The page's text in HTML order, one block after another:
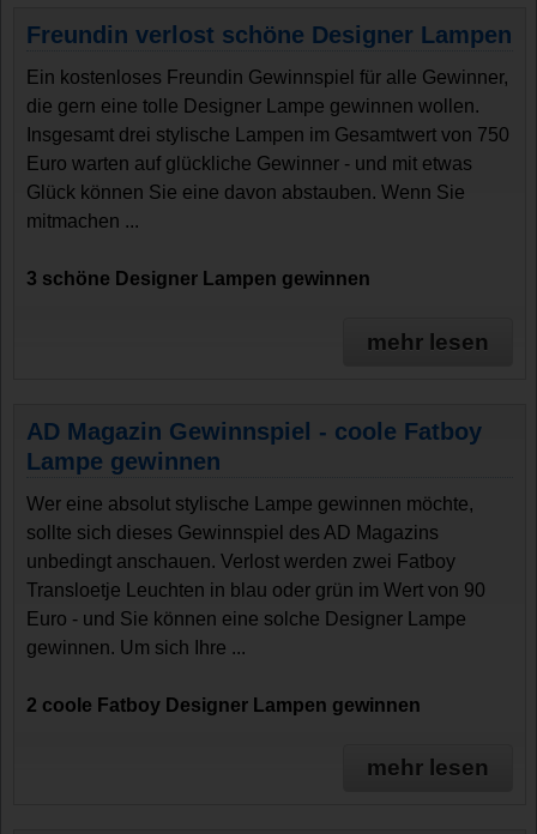
Freundin verlost schöne Designer Lampen
Ein kostenloses Freundin Gewinnspiel für alle Gewinner,
die gern eine tolle Designer Lampe gewinnen wollen.
Insgesamt drei stylische Lampen im Gesamtwert von 750
Euro warten auf glückliche Gewinner - und mit etwas
Glück können Sie eine davon abstauben. Wenn Sie
mitmachen ...
3 schöne Designer Lampen gewinnen
mehr lesen
AD Magazin Gewinnspiel - coole Fatboy
Lampe gewinnen
Wer eine absolut stylische Lampe gewinnen möchte,
sollte sich dieses Gewinnspiel des AD Magazins
unbedingt anschauen. Verlost werden zwei Fatboy
Transloetje Leuchten in blau oder grün im Wert von 90
Euro - und Sie können eine solche Designer Lampe
gewinnen. Um sich Ihre ...
2 coole Fatboy Designer Lampen gewinnen
mehr lesen